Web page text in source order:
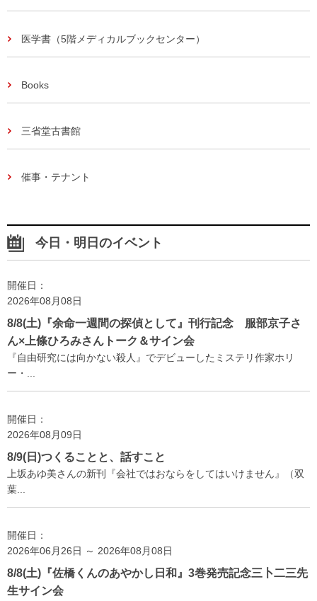
医学書（5階メディカルブックセンター）
Books
三省堂古書館
催事・テナント
今日・明日のイベント
開催日：
2026年08月08日
8/8(土)『余命一週間の探偵として』刊行記念 服部京子さ
ん×上條ひろみさんトーク＆サイン会
『自由研究には向かない殺人』でデビューしたミステリ作家ホリ
ー・...
開催日：
2026年08月09日
8/9(日)つくることと、話すこと
上坂あゆ美さんの新刊『会社ではおならをしてはいけません』（双
葉...
開催日：
2026年06月26日 ～ 2026年08月08日
8/8(土)『佐橋くんのあやかし日和』3巻発売記念三卜二三先
生サイン会